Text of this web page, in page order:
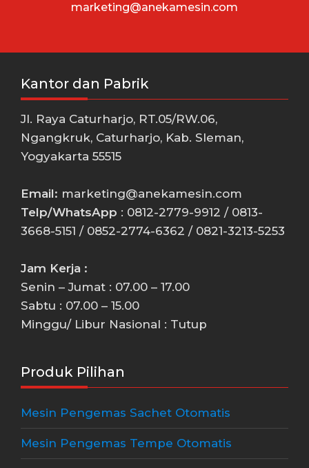
marketing@anekamesin.com
Kantor dan Pabrik
Jl. Raya Caturharjo, RT.05/RW.06,
Ngangkruk, Caturharjo, Kab. Sleman,
Yogyakarta 55515
Email: marketing@anekamesin.com
Telp/WhatsApp : 0812-2779-9912 / 0813-
3668-5151 / 0852-2774-6362 / 0821-3213-5253
Jam Kerja :
Senin – Jumat : 07.00 – 17.00
Sabtu : 07.00 – 15.00
Minggu/ Libur Nasional : Tutup
Produk Pilihan
Mesin Pengemas Sachet Otomatis
Mesin Pengemas Tempe Otomatis